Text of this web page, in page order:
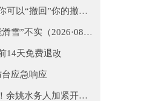
微信又有新功能：你可以“撤回”你的撤回了！
“新疆阿勒泰八月能滑雪”不实（2026·08·07）
14天免费退改
应急响应
筑牢供水“安全堤”！余姚水务人加紧开展泵房巡查